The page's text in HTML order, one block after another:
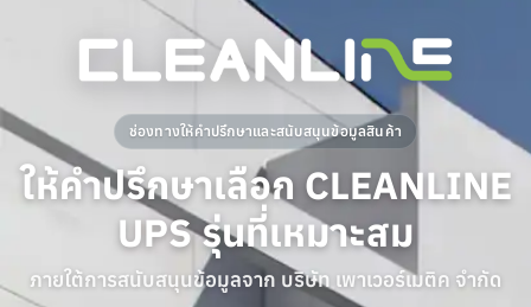
ช่องทางให้คำปรึกษาและสนับสนุนข้อมูลสินค้า
ให้คำปรึกษาเลือก CLEANLINE
UPS รุ่นที่เหมาะสม
ภายใต้การสนับสนุนข้อมูลจาก บริษัท เพาเวอร์เมติค จำกัด